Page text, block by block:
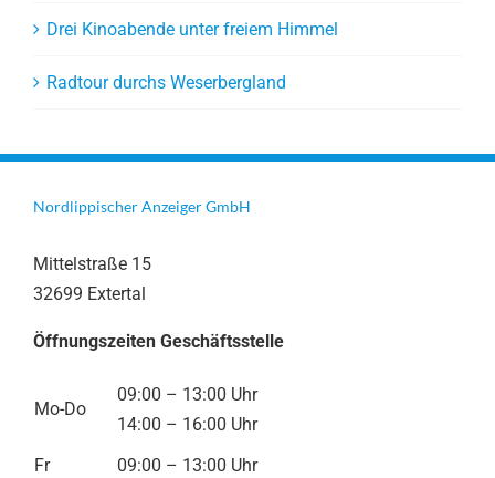
Drei Kinoabende unter freiem Himmel
Radtour durchs Weserbergland
Nordlippischer Anzeiger GmbH
Mittelstraße 15
32699 Extertal
Öffnungszeiten Geschäftsstelle
Mo-Do
09:00 – 13:00 Uhr
14:00 – 16:00 Uhr
Fr
09:00 – 13:00 Uhr